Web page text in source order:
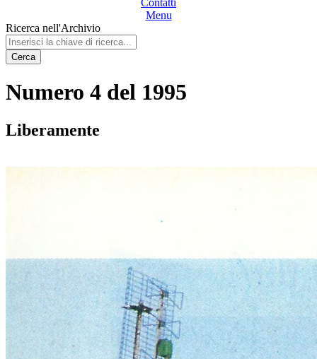
Contatti
Menu
Ricerca nell'Archivio
Cerca
Numero 4 del 1995
Liberamente